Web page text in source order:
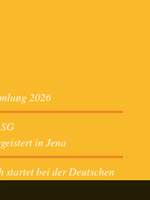
2026
in Jena
bei der Deutschen